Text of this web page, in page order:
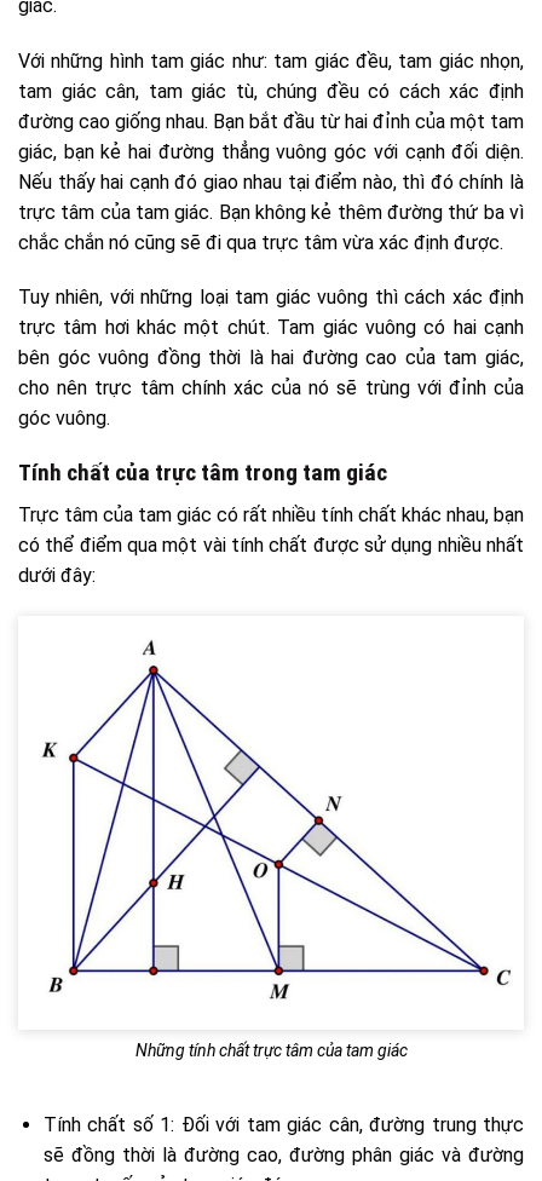
giác.
Với những hình tam giác như: tam giác đều, tam giác nhọn,
tam giác cân, tam giác tù, chúng đều có cách xác định
đường cao giống nhau. Bạn bắt đầu từ hai đỉnh của một tam
giác, bạn kẻ hai đường thẳng vuông góc với cạnh đối diện.
Nếu thấy hai cạnh đó giao nhau tại điểm nào, thì đó chính là
trực tâm của tam giác. Bạn không kẻ thêm đường thứ ba vì
chắc chắn nó cũng sẽ đi qua trực tâm vừa xác định được.
Tuy nhiên, với những loại tam giác vuông thì cách xác định
trực tâm hơi khác một chút. Tam giác vuông có hai cạnh
bên góc vuông đồng thời là hai đường cao của tam giác,
cho nên trực tâm chính xác của nó sẽ trùng với đỉnh của
góc vuông.
Tính chất của trực tâm trong tam giác
Trực tâm của tam giác có rất nhiều tính chất khác nhau, bạn
có thể điểm qua một vài tính chất được sử dụng nhiều nhất
dưới đây:
Những tính chất trực tâm của tam giác
Tính chất số 1: Đối với tam giác cân, đường trung thực
sẽ đồng thời là đường cao, đường phân giác và đường